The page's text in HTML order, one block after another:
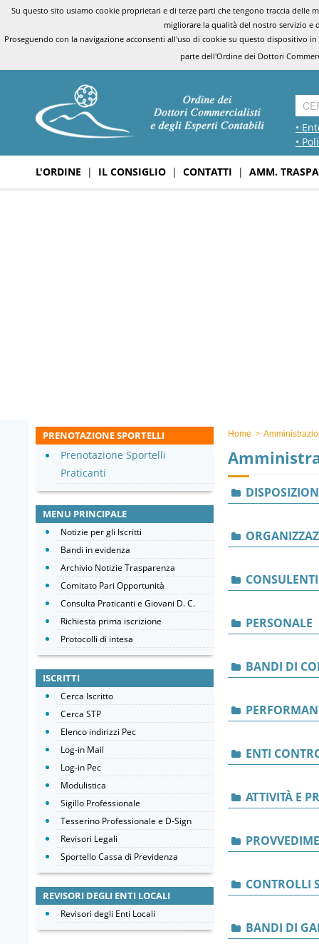
Su questo sito usiamo cookie proprietari e di terze parti che tengono traccia
migliorare la qualità del nostro servizio e
Proseguendo con la navigazione acconsenti all'uso di cookie su questo dispositivo
parte dell'Ordine dei Dottori
•
•
L'ORDINE | IL CONSIGLIO | CONTATTI | AMM.
Home >
PERSONALE
BANDI DI
ENTI
ATTIVITÀ E
CONTROLLI
BANDI DI
PRENOTAZIONE SPORTELLI
Prenotazione Sportelli
Praticanti
MENU PRINCIPALE
Notizie per gli Iscritti
Bandi in evidenza
Archivio Notizie Trasparenza
Comitato Pari Opportunità
Consulta Praticanti e Giovani D. C.
Richiesta prima iscrizione
Protocolli di intesa
ISCRITTI
Cerca Iscritto
Cerca STP
Elenco indirizzi Pec
Log-in Mail
Log-in Pec
Modulistica
Sigillo Professionale
Tesserino Professionale e D-Sign
Revisori Legali
Sportello Cassa di Previdenza
REVISORI DEGLI ENTI LOCALI
Revisori degli Enti Locali